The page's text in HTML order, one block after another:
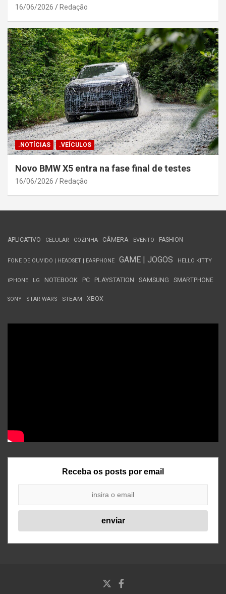
16/06/2026 Redação
.NOTÍCIAS .VEÍCULOS
Novo BMW X5 entra na fase final de testes
16/06/2026 Redação
APLICATIVO CELULAR COZINHA CÂMERA EVENTO FASHION
FONE DE OUVIDO | HEADSET | EARPHONE GAME | JOGOS HELLO KITTY
iPHONE LG NOTEBOOK PC PLAYSTATION SAMSUNG SMARTPHONE
SONY STAR WARS STEAM XBOX
Receba os posts por email